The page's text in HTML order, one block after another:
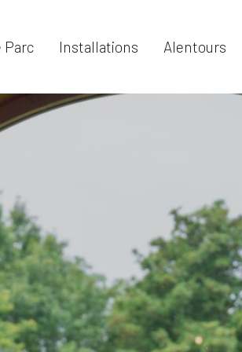
Parc Installations Alentours